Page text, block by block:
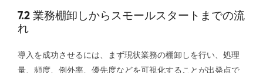
7.2 業務棚卸しからスモールスタートまでの流
れ
導入を成功させるには、まず現状業務の棚卸しを行い、処理
量、頻度、例外率、優先度などを可視化することが出発点で